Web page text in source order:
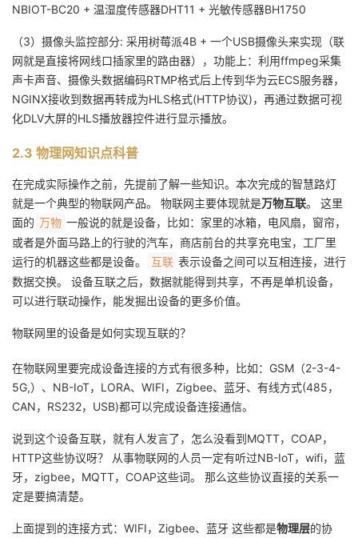
NBIOT-BC20 + 温湿度传感器DHT11 + 光敏传感器BH1750
（3）摄像头监控部分: 采用树莓派4B + 一个USB摄像头来实现（联
网就是直接将网线口插家里的路由器），功能上：利用ffmpeg采集
声卡声音、摄像头数据编码RTMP格式后上传到华为云ECS服务器，
NGINX接收到数据再转成为HLS格式(HTTP协议)，再通过数据可视
化DLV大屏的HLS播放器控件进行显示播放。
2.3 物理网知识点科普
在完成实际操作之前，先提前了解一些知识。本次完成的智慧路灯
就是一个典型的物联网产品。 物联网主要体现就是万物互联。 这里
面的 万物 一般说的就是设备，比如：家里的冰箱，电风扇，窗帘，
或者是外面马路上的行驶的汽车，商店前台的共享充电宝，工厂里
运行的机器这些都是设备。
互联 表示设备之间可以互相连接，进行
数据交换。 设备互联之后，数据就能得到共享，不再是单机设备，
可以进行联动操作，能发掘出设备的更多价值。
物联网里的设备是如何实现互联的？
在物联网里要完成设备连接的方式有很多种，比如：GSM（2-3-4-
5G,）、NB-IoT，LORA、WIFI，Zigbee、蓝牙、有线方式(485，
CAN，RS232，USB)都可以完成设备连接通信。
说到这个设备互联，就有人发言了，怎么没看到MQTT，COAP，
HTTP这些协议呀？ 从事物联网的人员一定有听过NB-IoT，wifi，蓝
牙，zigbee，MQTT，COAP这些词。 那么这些协议直接的关系一
定是要搞清楚。
上面提到的连接方式：WIFI，Zigbee、蓝牙 这些都是物理层的协